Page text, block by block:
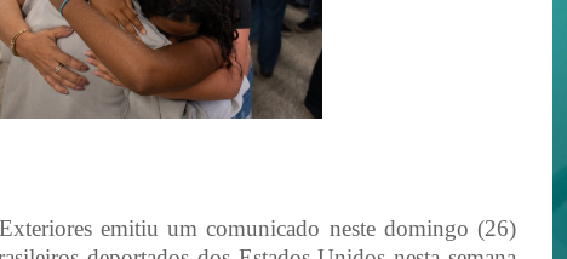
emitiu um comunicado neste domingo (26)